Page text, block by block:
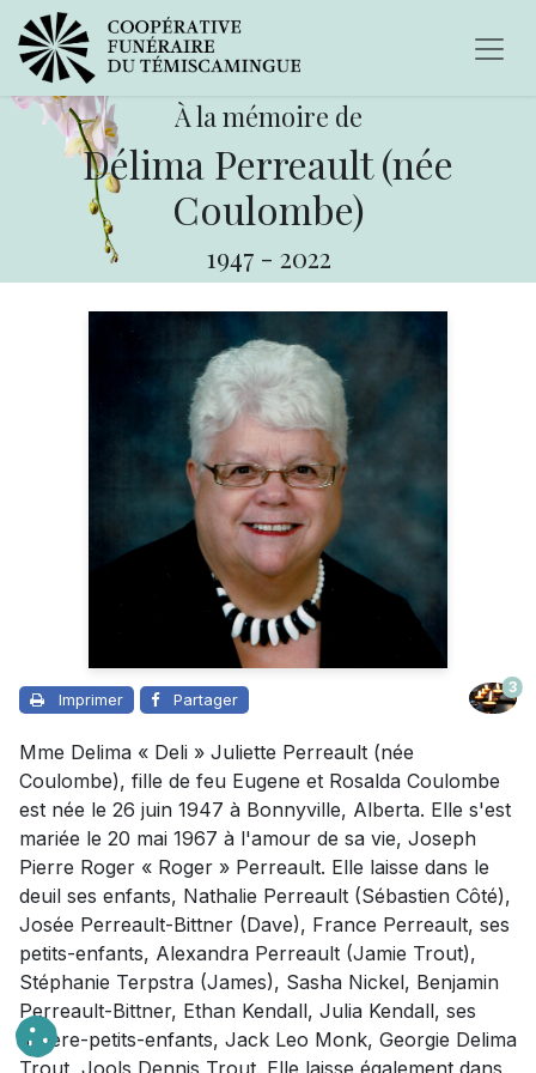
À la mémoire de
Délima Perreault (née
Coulombe)
1947 - 2022
Imprimer Partager
3
Mme Delima « Deli » Juliette Perreault (née
Coulombe), fille de feu Eugene et Rosalda Coulombe
est née le 26 juin 1947 à Bonnyville, Alberta. Elle s'est
mariée le 20 mai 1967 à l'amour de sa vie, Joseph
Pierre Roger « Roger » Perreault. Elle laisse dans le
deuil ses enfants, Nathalie Perreault (Sébastien Côté),
Josée Perreault-Bittner (Dave), France Perreault, ses
petits-enfants, Alexandra Perreault (Jamie Trout),
Stéphanie Terpstra (James), Sasha Nickel, Benjamin
Perreault-Bittner, Ethan Kendall, Julia Kendall, ses
arrière-petits-enfants, Jack Leo Monk, Georgie Delima